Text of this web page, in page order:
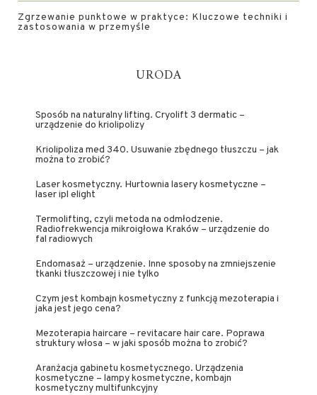
Zgrzewanie punktowe w praktyce: Kluczowe techniki i
zastosowania w przemyśle
URODA
Sposób na naturalny lifting. Cryolift 3 dermatic –
urządzenie do kriolipolizy
Kriolipoliza med 340. Usuwanie zbędnego tłuszczu – jak
można to zrobić?
Laser kosmetyczny. Hurtownia lasery kosmetyczne –
laser ipl elight
Termolifting, czyli metoda na odmłodzenie.
Radiofrekwencja mikroigłowa Kraków – urządzenie do
fal radiowych
Endomasaż – urządzenie. Inne sposoby na zmniejszenie
tkanki tłuszczowej i nie tylko
Czym jest kombajn kosmetyczny z funkcją mezoterapia i
jaka jest jego cena?
Mezoterapia haircare – revitacare hair care. Poprawa
struktury włosa – w jaki sposób można to zrobić?
Aranżacja gabinetu kosmetycznego. Urządzenia
kosmetyczne – lampy kosmetyczne, kombajn
kosmetyczny multifunkcyjny